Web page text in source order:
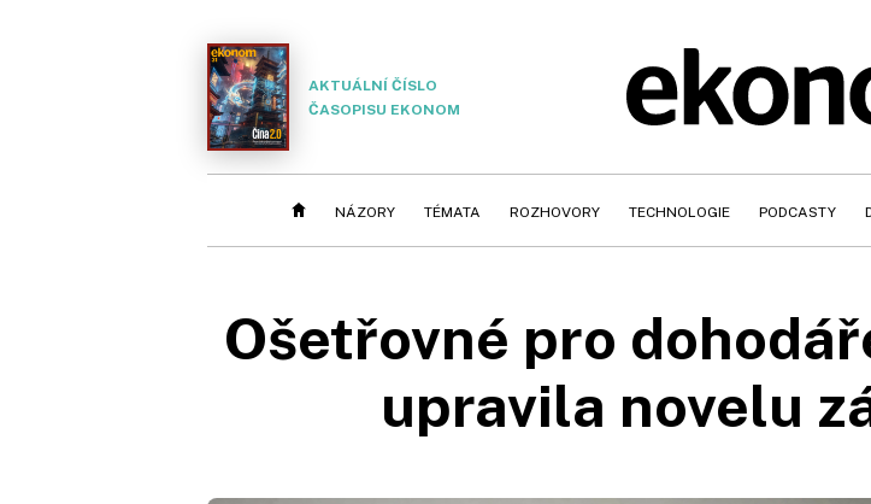
AKTUÁLNÍ ČÍSLO
ČASOPISU EKONOM
NÁZORY TÉMATA ROZHOVORY TECHNOLOGIE PODCASTY
Ošetřovné pro
upravila novelu